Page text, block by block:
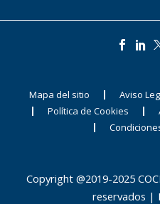
Mapa del sitio Aviso
Política de Cookies
Copyright @2019-2025
reservados |